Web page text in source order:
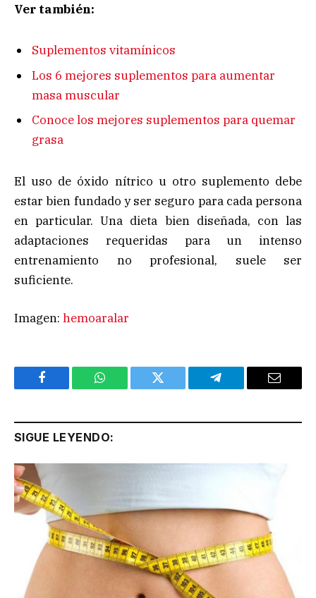
Ver también:
Suplementos vitamínicos
Los 6 mejores suplementos para aumentar
masa muscular
Conoce los mejores suplementos para quemar
grasa
El uso de óxido nítrico u otro suplemento debe
estar bien fundado y ser seguro para cada persona
en particular. Una dieta bien diseñada, con las
adaptaciones requeridas para un intenso
entrenamiento no profesional, suele ser
suficiente.
Imagen: hemoaralar
Facebook WhatsApp Twitter Telegram Email
SIGUE LEYENDO: